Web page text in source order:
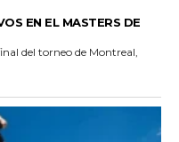
EN EL MASTERS DE
del torneo de Montreal,